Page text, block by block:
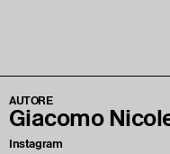
AUTORE
Giacomo
Instagram